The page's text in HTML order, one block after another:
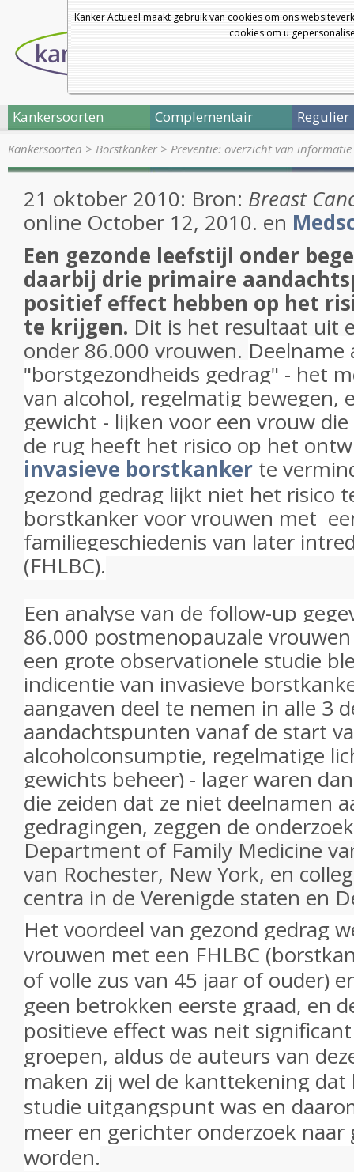
Kanker Actueel maakt gebruik van cookies om ons
cookies om u
Kankersoorten Complementair Regulier
Kankersoorten > Borstkanker> Preventie: overzicht van
21 oktober 2010: Bron: Breast
online October 12, 2010. en
Een gezonde leefstijl onder
daarbij drie primaire
positief effect hebben op het
te krijgen. Dit is het resultaat uit
onder 86.000 vrouwen. Deelname
"borstgezondheids gedrag" - het
van alcohol, regelmatig bewegen,
gewicht - lijken voor een vrouw
de rug heeft het risico op het
invasieve borstkanker te
gezond gedrag lijkt niet het risico
borstkanker voor vrouwen met
familiegeschiedenis van later
(FHLBC).
Een analyse van de follow-up
86.000 postmenopauzale
een grote observationele studie
indicentie van invasieve
aangaven deel te nemen in alle 3
aandachtspunten vanaf de start
alcoholconsumptie, regelmatige
gewichts beheer) - lager waren
die zeiden dat ze niet deelnamen
gedragingen, zeggen de
Department of Family Medicine
van Rochester, New York, en
centra in de Verenigde staten en
Het voordeel van gezond gedrag
vrouwen met een FHLBC
of volle zus van 45 jaar of ouder)
geen betrokken eerste graad, en
positieve effect was neit significant
groepen, aldus de auteurs van
maken zij wel de kanttekening
studie uitgangspunt was en
meer en gerichter onderzoek naar
worden.